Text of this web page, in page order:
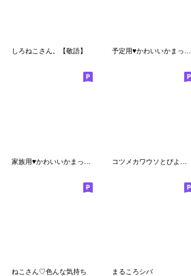
しろねこさん。【敬語】 予定用♥かわいいかまってチビ柴 その9
ねこさん♡色んな気持ち まるころシバ